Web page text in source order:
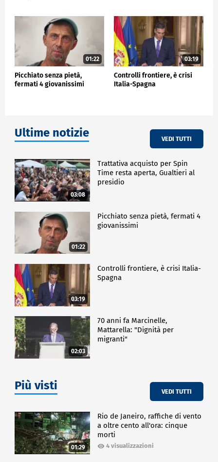
01:22
Picchiato senza pietà,
fermati 4 giovanissimi
03:19
Controlli frontiere, è crisi
Italia-Spagna
Ultime notizie VEDI TUTTI
03:08
Trattativa acquisto per Spin
Time resta aperta, Gualtieri al
presidio
01:22
Picchiato senza pietà, fermati 4
giovanissimi
03:19
Controlli frontiere, è crisi Italia-
Spagna
02:03
70 anni fa Marcinelle,
Mattarella: "Dignità per
migranti"
Più visti VEDI TUTTI
01:29
Rio de Janeiro, raffiche di vento
a oltre cento all'ora: cinque
morti
4 visualizzazioni